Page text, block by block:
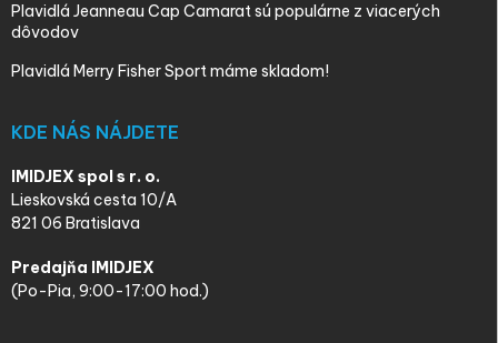
Plavidlá Jeanneau Cap Camarat sú populárne z viacerých
dôvodov
Plavidlá Merry Fisher Sport máme skladom!
KDE NÁS NÁJDETE
IMIDJEX spol s r. o.
Lieskovská cesta 10/A
821 06 Bratislava
Predajňa IMIDJEX
(Po-Pia, 9:00-17:00 hod.)